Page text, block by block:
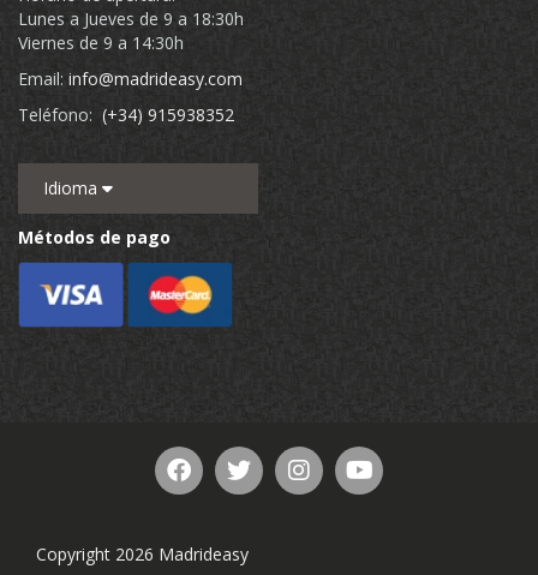
Lunes a Jueves de 9 a 18:30h
Viernes de 9 a 14:30h
Email: info@madrideasy.com
Teléfono: (+34) 915938352
Idioma
Métodos de pago
Copyright 2026 Madrideasy